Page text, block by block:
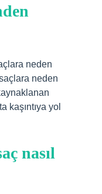
neden
neden
kaşıntıya yol
nasıl